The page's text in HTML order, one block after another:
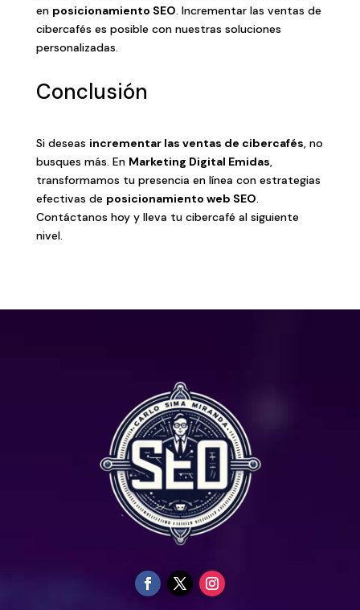
en posicionamiento SEO. Incrementar las ventas de
cibercafés es posible con nuestras soluciones
personalizadas.
Conclusión
Si deseas incrementar las ventas de cibercafés, no
busques más. En Marketing Digital Emidas,
transformamos tu presencia en línea con estrategias
efectivas de posicionamiento web SEO.
Contáctanos hoy y lleva tu cibercafé al siguiente
nivel.